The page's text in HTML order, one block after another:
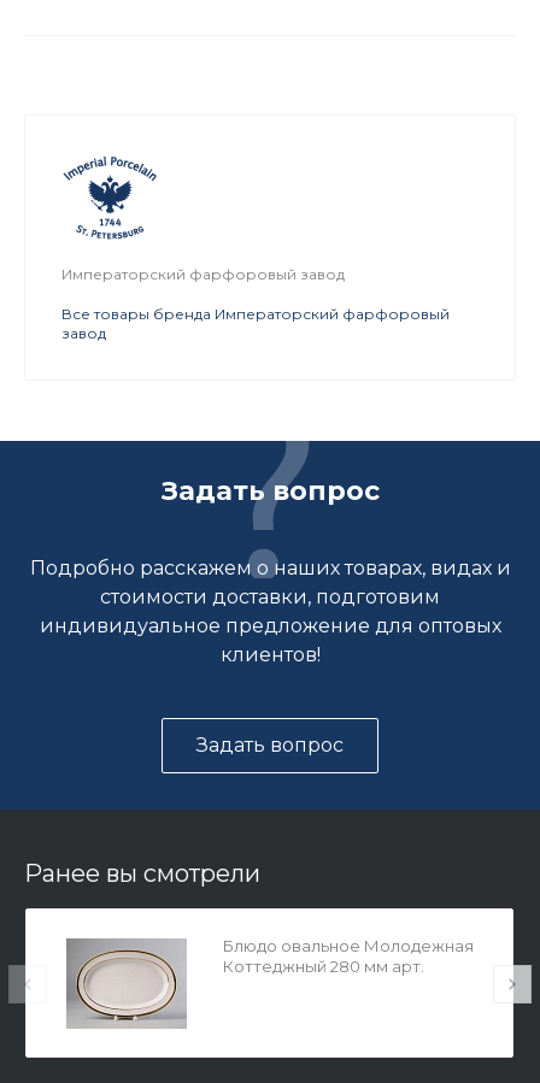
Императорский фарфоровый завод
Все товары бренда Императорский фарфоровый
завод
Задать вопрос
Подробно расскажем о наших товарах, видах и
стоимости доставки, подготовим
индивидуальное предложение для оптовых
клиентов!
Задать вопрос
Ранее вы смотрели
Блюдо овальное Молодежная
Коттеджный 280 мм арт.